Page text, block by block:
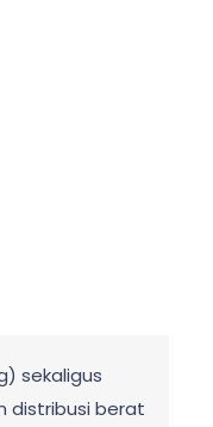
sekaligus
distribusi berat